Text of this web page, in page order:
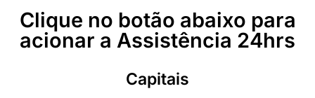
Clique no botão abaixo para
acionar a Assistência 24hrs
Capitais